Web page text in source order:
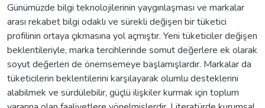
Günümüzde bilgi teknolojilerinin yaygınlaşması ve markalar
arası rekabet bilgi odaklı ve sürekli değişen bir tüketici
profilinin ortaya çıkmasına yol açmıştır. Yeni tüketiciler değişen
beklentileriyle, marka tercihlerinde somut değerlere ek olarak
soyut değerleri de önemsemeye başlamışlardır. Markalar da
tüketicilerin beklentilerini karşılayarak olumlu desteklerini
alabilmek ve sürdülebilir, güçlü ilişkiler kurmak için toplum